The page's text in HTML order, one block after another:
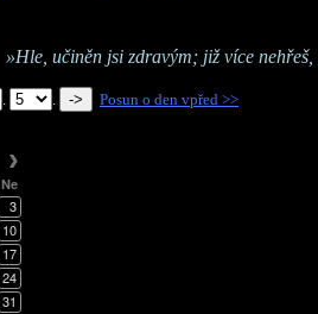
»Hle, učiněn jsi zdravým; již více
. . Posun o den vpřed >>
Ne
3
10
17
24
31